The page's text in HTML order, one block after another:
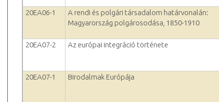
20EA06-1
A rendi és polgári társadalom határvonalán:
Magyarország polgárosodása, 1850-1910
20EA07-2 Az európai integráció története
20EA07-1 Birodalmak Európája